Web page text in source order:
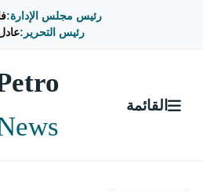
رئيس مجلس الإدارة:
رئيس التحرير:
القائمة